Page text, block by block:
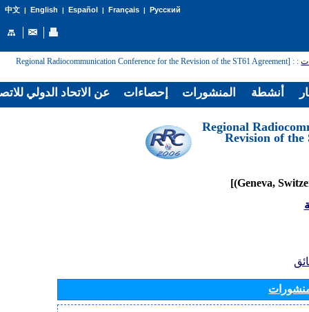
中文| English | Español | Français| Русский
:
: [Regional Radiocommunication Conference for the Revision of the ST61 Agreement
[Regional
Revision of the
عن الاتحاد الدولي إحصاءات المنشورات أنشطة